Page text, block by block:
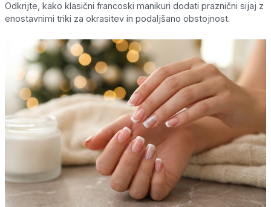
Odkrijte, kako klasični francoski manikuri dodati praznični sijaj z
enostavnimi triki za okrasitev in podaljšano obstojnost.